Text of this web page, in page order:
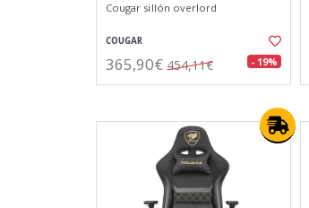
Cougar sillón overlord
COUGAR
365,90€ 454,11€ - 19%